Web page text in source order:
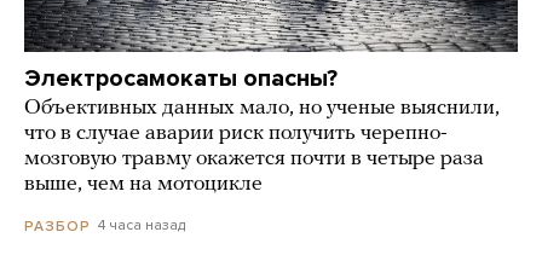
Электросамокаты опасны?
Объективных данных мало, но ученые выяснили,
что в случае аварии риск получить черепно-
мозговую травму окажется почти в четыре раза
выше, чем на мотоцикле
РАЗБОР 4 часа назад